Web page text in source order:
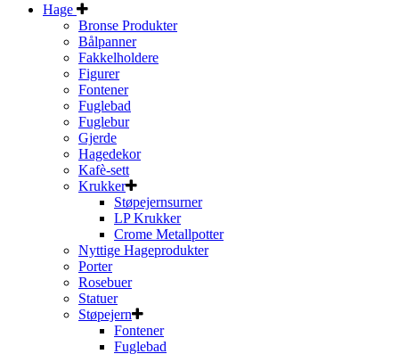
Hage
Bronse Produkter
Bålpanner
Fakkelholdere
Figurer
Fontener
Fuglebad
Fuglebur
Gjerde
Hagedekor
Kafè-sett
Krukker
Støpejernsurner
LP Krukker
Crome Metallpotter
Nyttige Hageprodukter
Porter
Rosebuer
Statuer
Støpejern
Fontener
Fuglebad